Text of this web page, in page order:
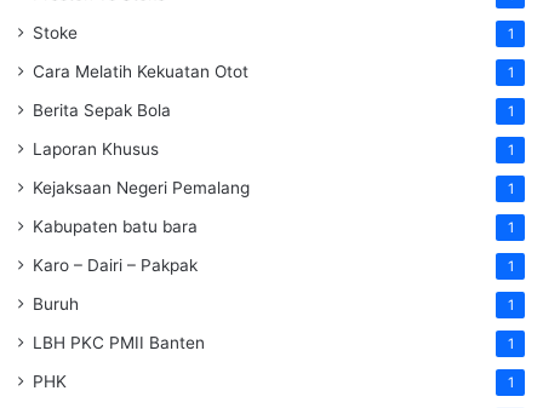
Stoke 1
Cara Melatih Kekuatan Otot 1
Berita Sepak Bola 1
Laporan Khusus 1
Kejaksaan Negeri Pemalang 1
Kabupaten batu bara 1
Karo – Dairi – Pakpak 1
Buruh 1
LBH PKC PMII Banten 1
PHK 1